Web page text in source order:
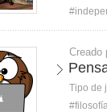
Creado
Tipo de